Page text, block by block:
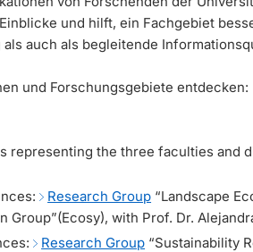
und hilft, ein Fachgebiet
auch als begleitende
und Forschungsgebiete entdecken:
representing the three faculties and
: Research Group “Landscape
Group”(Ecosy), with Prof. Dr.
: Research Group “Sustainability